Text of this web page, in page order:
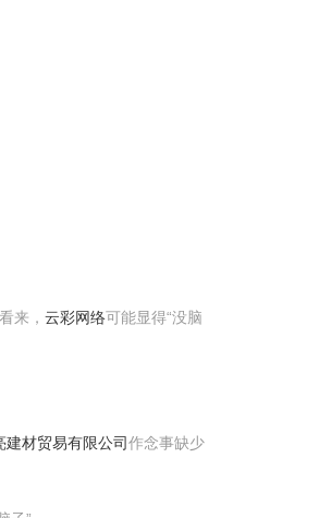
来， 云彩网络可能显得“没脑
建材贸易有限公司作念事缺少